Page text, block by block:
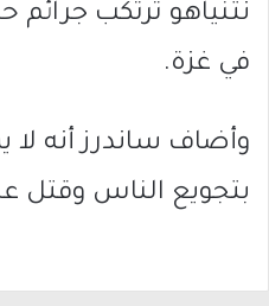
نتنياهو ترتكب جرائم
في غزة.
وأضاف ساندرز أنه لا
بتجويع الناس وقتل